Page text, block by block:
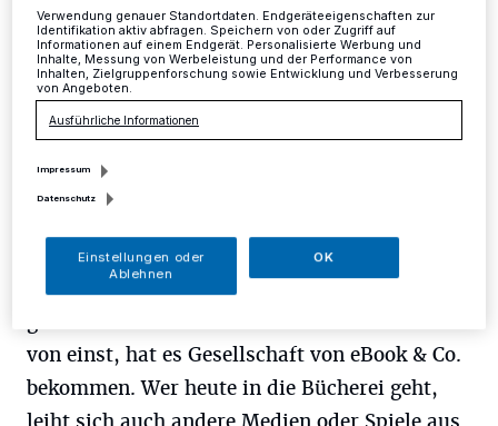
Kari Jackson-Kloenther und Bernhard Dreyer.
Foto: Nicole Gehring
D
as gedruckte Buch ist tot, es lebe das
zunehmend digitalisierten Welt hat das
gedruckte Buch einen festen Platz für sich
von einst, hat es Gesellschaft von eBook & Co.
bekommen. Wer heute in die Bücherei geht,
Verwendung genauer Standortdaten. Endgeräteeigenschaften zur
Identifikation aktiv abfragen. Speichern von oder Zugriff auf
Informationen auf einem Endgerät. Personalisierte Werbung und
Inhalte, Messung von Werbeleistung und der Performance von
Inhalten, Zielgruppenforschung sowie Entwicklung und Verbesserung
von Angeboten.
Ausführliche Informationen
Impressum
Datenschutz
Einstellungen oder
Ablehnen
OK